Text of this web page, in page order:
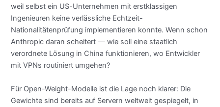
weil selbst ein US-Unternehmen mit erstklassigen
Ingenieuren keine verlässliche Echtzeit-
Nationalitätenprüfung implementieren konnte. Wenn schon
Anthropic daran scheitert — wie soll eine staatlich
verordnete Lösung in China funktionieren, wo Entwickler
mit VPNs routiniert umgehen?
Für Open-Weight-Modelle ist die Lage noch klarer: Die
Gewichte sind bereits auf Servern weltweit gespiegelt, in